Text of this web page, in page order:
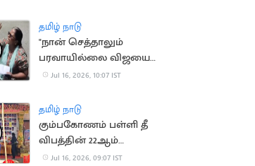
தமிழ் நாடு
"நான் செத்தாலும்
பரவாயில்லை விஜயை
பாக்கணும்".. பெண்
Jul 16, 2026, 10:07 IST
தமிழ் நாடு
கும்பகோணம் பள்ளி தீ
விபத்தின் 22ஆம்
ஆண்டு நினைவு தினம்
Jul 16, 2026, 09:07 IST